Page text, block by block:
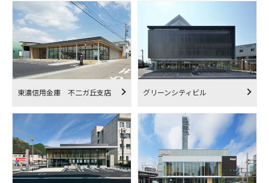
東濃信用金庫 不二ガ丘支店 グリーンシティビル